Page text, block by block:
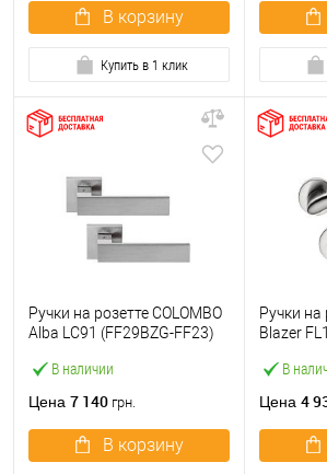
В корзину
Купить в 1 клик
В наличии
Ручки на розетте COLOMBO
Alba LC91 (FF29BZG-FF23)
Цена 7 140 грн.
В корзину
В
Ручки на
Blazer
Цена 4